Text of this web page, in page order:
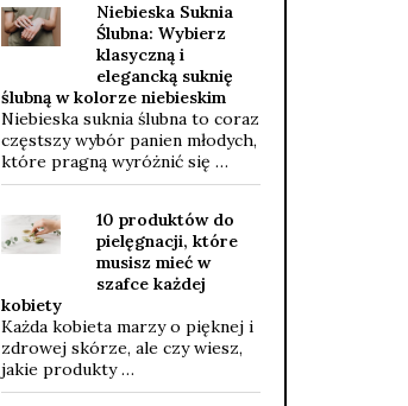
Niebieska Suknia
Ślubna: Wybierz
klasyczną i
elegancką suknię
ślubną w kolorze niebieskim
Niebieska suknia ślubna to coraz
częstszy wybór panien młodych,
które pragną wyróżnić się …
10 produktów do
pielęgnacji, które
musisz mieć w
szafce każdej
kobiety
Każda kobieta marzy o pięknej i
zdrowej skórze, ale czy wiesz,
jakie produkty …